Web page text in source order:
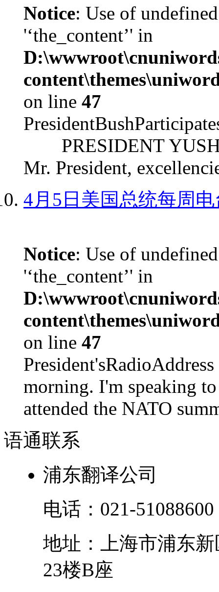
Notice: Use of
'‘the_content’' in
on line 47
PRESIDENT
Mr. President,
4月5日美国总统每周
Notice: Use of
'‘the_content’' in
on line 47
morning. I'm speaking
attended the NATO
语通联系
浦东翻译公司
电话： 021-51088600
地址：
上海市浦东新
23楼B座